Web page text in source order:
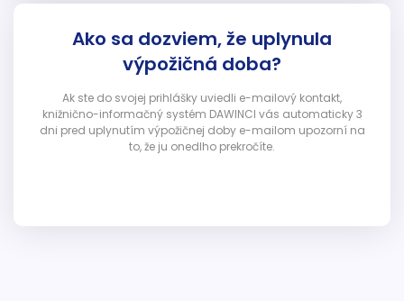
Ako sa dozviem, že uplynula
výpožičná doba?
Ak ste do svojej prihlášky uviedli e-mailový kontakt,
knižnično-informačný systém DAWINCI vás automaticky 3
dni pred uplynutím výpožičnej doby e-mailom upozorní na
to, že ju onedlho prekročíte.